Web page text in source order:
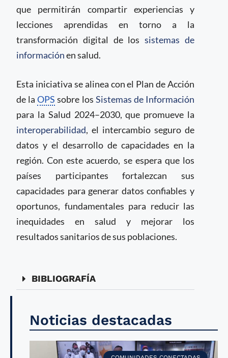
que permitirán compartir experiencias y
lecciones aprendidas en torno a la
transformación digital de lossistemas de
informaciónen salud.
Esta iniciativa se alinea con el Plan de Acción
de laOPS sobre los Sistemas de Información
para la Salud 2024–2030, que promueve la
interoperabilidad, el intercambio seguro de
datos y el desarrollo de capacidades en la
región. Con este acuerdo, se espera que los
países participantes fortalezcan sus
capacidades para generar datos confiables y
oportunos, fundamentales para reducir las
inequidades en salud y mejorar los
resultados sanitarios de sus poblaciones.
BIBLIOGRAFÍA
Noticias destacadas